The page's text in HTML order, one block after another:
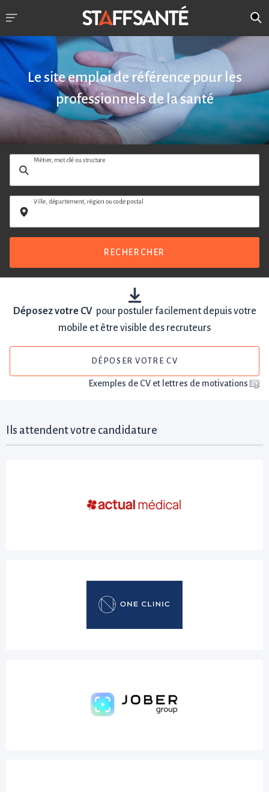
Le site emploi de référence pour les
professionnels de la santé
Métier, mot clé ou structure
Ville, département, région ou code postal
RECHERCHER
Déposez votre CVpour postuler facilement depuis votre
mobile et être visible des recruteurs
DÉPOSER VOTRE CV
Exemples de CV et lettres de motivations
Ils attendent votre candidature